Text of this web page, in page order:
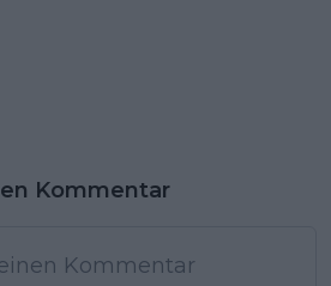
Kommentar